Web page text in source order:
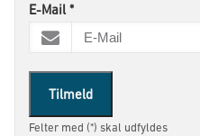
E-Mail *
Tilmeld
Felter med (*) skal udfyldes